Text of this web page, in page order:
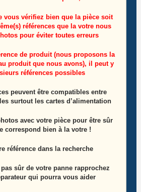
télé Lg 55UH615V-ZB
EBR79942802
15,00 €
au panier
vous vérifiez bien que la pièce soit
références que la votre nous
pour éviter toutes erreurs
de produit (nous proposons la
produit que nous avons), il peut y
références possibles
peuvent être compatibles entre
surtout les cartes d’alimentation
avec votre pièce pour être sûr
correspond bien à la votre !
référence dans la recherche
sûr de votre panne rapprochez
qui pourra vous aider